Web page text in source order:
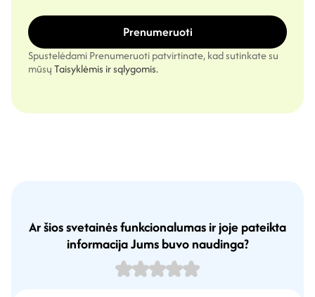
Prenumeruoti
Spustelėdami Prenumeruoti patvirtinate, kad sutinkate su
mūsųTaisyklėmis ir sąlygomis.
Ar šios svetainės funkcionalumas ir joje pateikta
informacija Jums buvo naudinga?